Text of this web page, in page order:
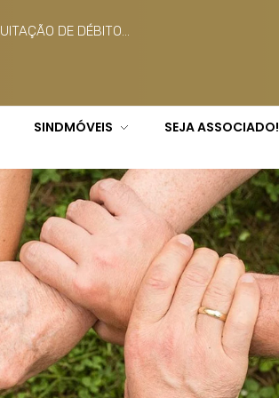
SINDMÓVEIS SEJA ASSOCIADO!
DE DÉBITO...